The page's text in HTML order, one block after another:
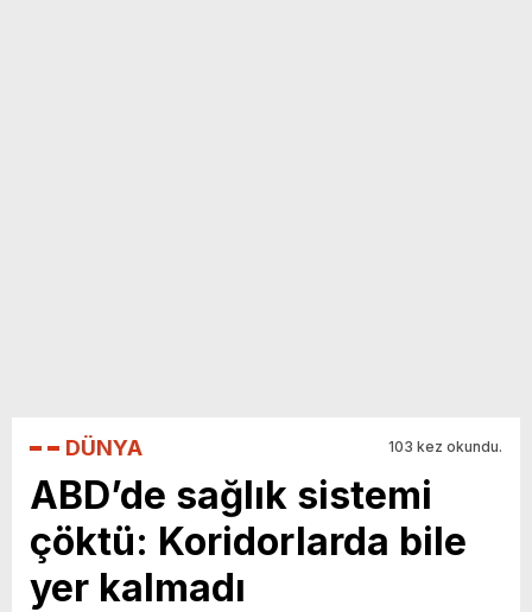
DÜNYA 103 kez okundu.
ABD’de sağlık sistemi
çöktü: Koridorlarda bile
yer kalmadı